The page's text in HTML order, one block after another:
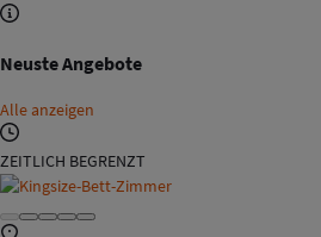
Neuste Angebote
Alle anzeigen
ZEITLICH BEGRENZT